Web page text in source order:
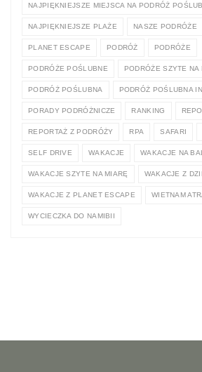
NAJPIĘKNIEJSZE MIEJSCA NA PODRÓŻ
NAJPIĘKNIEJSZE PLAŻE NASZE PODRÓŻE
PLANET ESCAPE PODRÓŻ PODRÓŻE
PODRÓŻE POŚLUBNE PODRÓŻE SZYTE NA
PODRÓŻ POŚLUBNA PODRÓŻ POŚLUBNA
PORADY PODRÓŻNICZE RANKING
REPORTAŻ Z PODRÓŻY RPA SAFARI
SELF DRIVE WAKACJE WAKACJE NA
WAKACJE SZYTE NA MIARĘ WAKACJE Z
WAKACJE Z PLANET ESCAPE WIETNAM
WYCIECZKA DO NAMIBII